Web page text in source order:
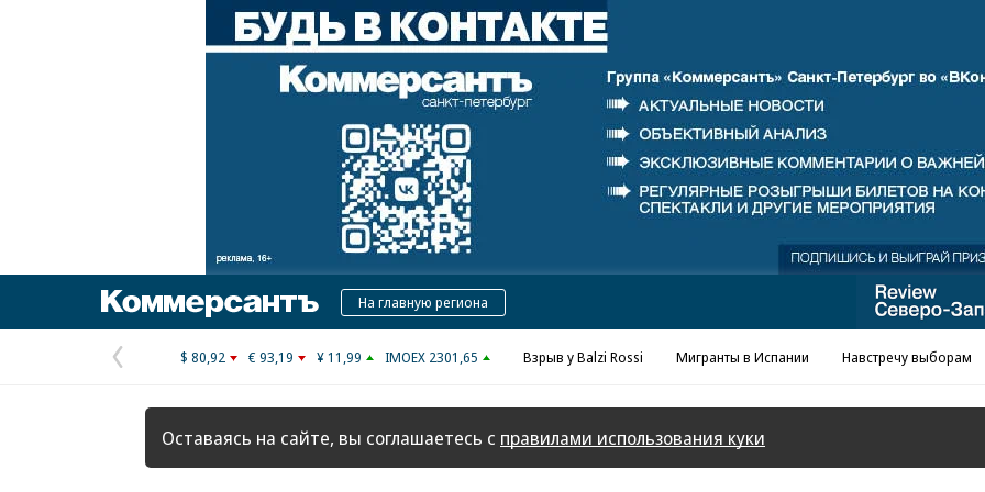
Реклама в «Ъ» www.kommersant.ru/ad
КоммерсантъНа главную региона
Предыдущая
страница
$ 80,92 € 93,19 ¥ 11,99 IMOEX 2301,65 Взрыв у Balzi Rossi Мигранты в Испании Навстречу выборам
Оставаясь на сайте, вы соглашаетесь с правилами использования куки